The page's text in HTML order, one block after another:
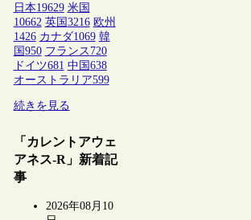
日本19629 米国
10662 英国3216 欧州
1426 カナダ1069 韓
国950 フランス 720
ドイツ681 中国638
オーストラリア599
続きを見る
「カレントアウェ
アネス-R」新着記
事
2026年08月10